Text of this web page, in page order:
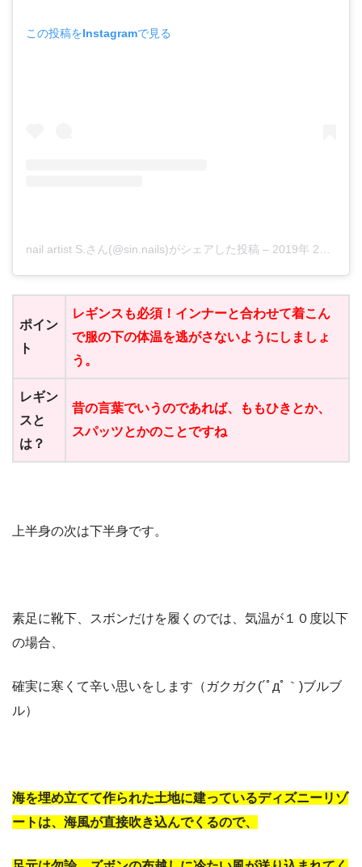
この投稿をInstagramで見る
nail artist S.さん(@sin.nails)がシェアした投稿 – 2019年 2月月1日午後8時14分PST
ポイン
ト
レギンスも必須！インナーと合わせて着こん
で服の下の体温を逃がさないようにしましょ
う。
レギン
スと
は？
昔の言葉でいうのであれば、ももひきとか、
スパッツとかのことですね
上半身の次は下半身です。
素足に靴下、スボンだけを履くのでは、気温が１０度以下
の場合、
確実に寒くて辛い思いをします（ガクガク(´ﾟдﾟ｀)ブルブ
ル）
海を埋め立てて作られた土地に建っているディズニーリゾ
ートは、海風が直接吹き込んでくるので、